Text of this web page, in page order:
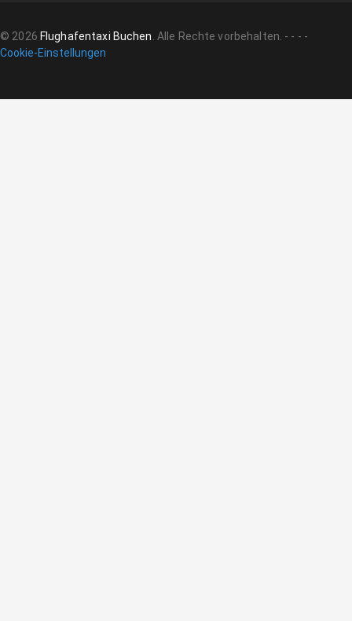
© 2026 Flughafentaxi Buchen. Alle Rechte vorbehalten. - - - -
Cookie-Einstellungen